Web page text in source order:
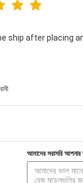
ship after placing
আমাদের সরাসরি আপনার